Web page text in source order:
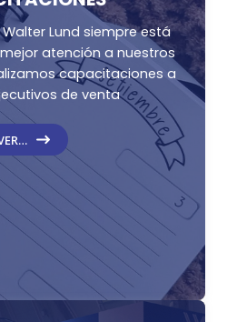
Lund siempre está
atención a nuestros
capacitaciones a
de venta